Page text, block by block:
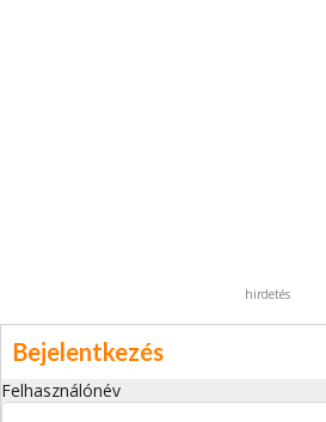
hirdetés
Bejelentkezés
Felhasználónév